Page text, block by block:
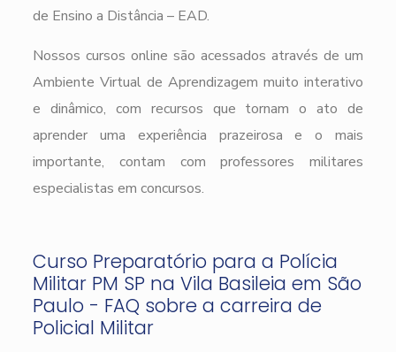
de Ensino a Distância – EAD.
Nossos cursos online são acessados através de um
Ambiente Virtual de Aprendizagem muito interativo
e dinâmico, com recursos que tornam o ato de
aprender uma experiência prazeirosa e o mais
importante, contam com professores militares
especialistas em concursos.
Curso Preparatório para a Polícia
Militar PM SP na Vila Basileia em São
Paulo - FAQ sobre a carreira de
Policial Militar